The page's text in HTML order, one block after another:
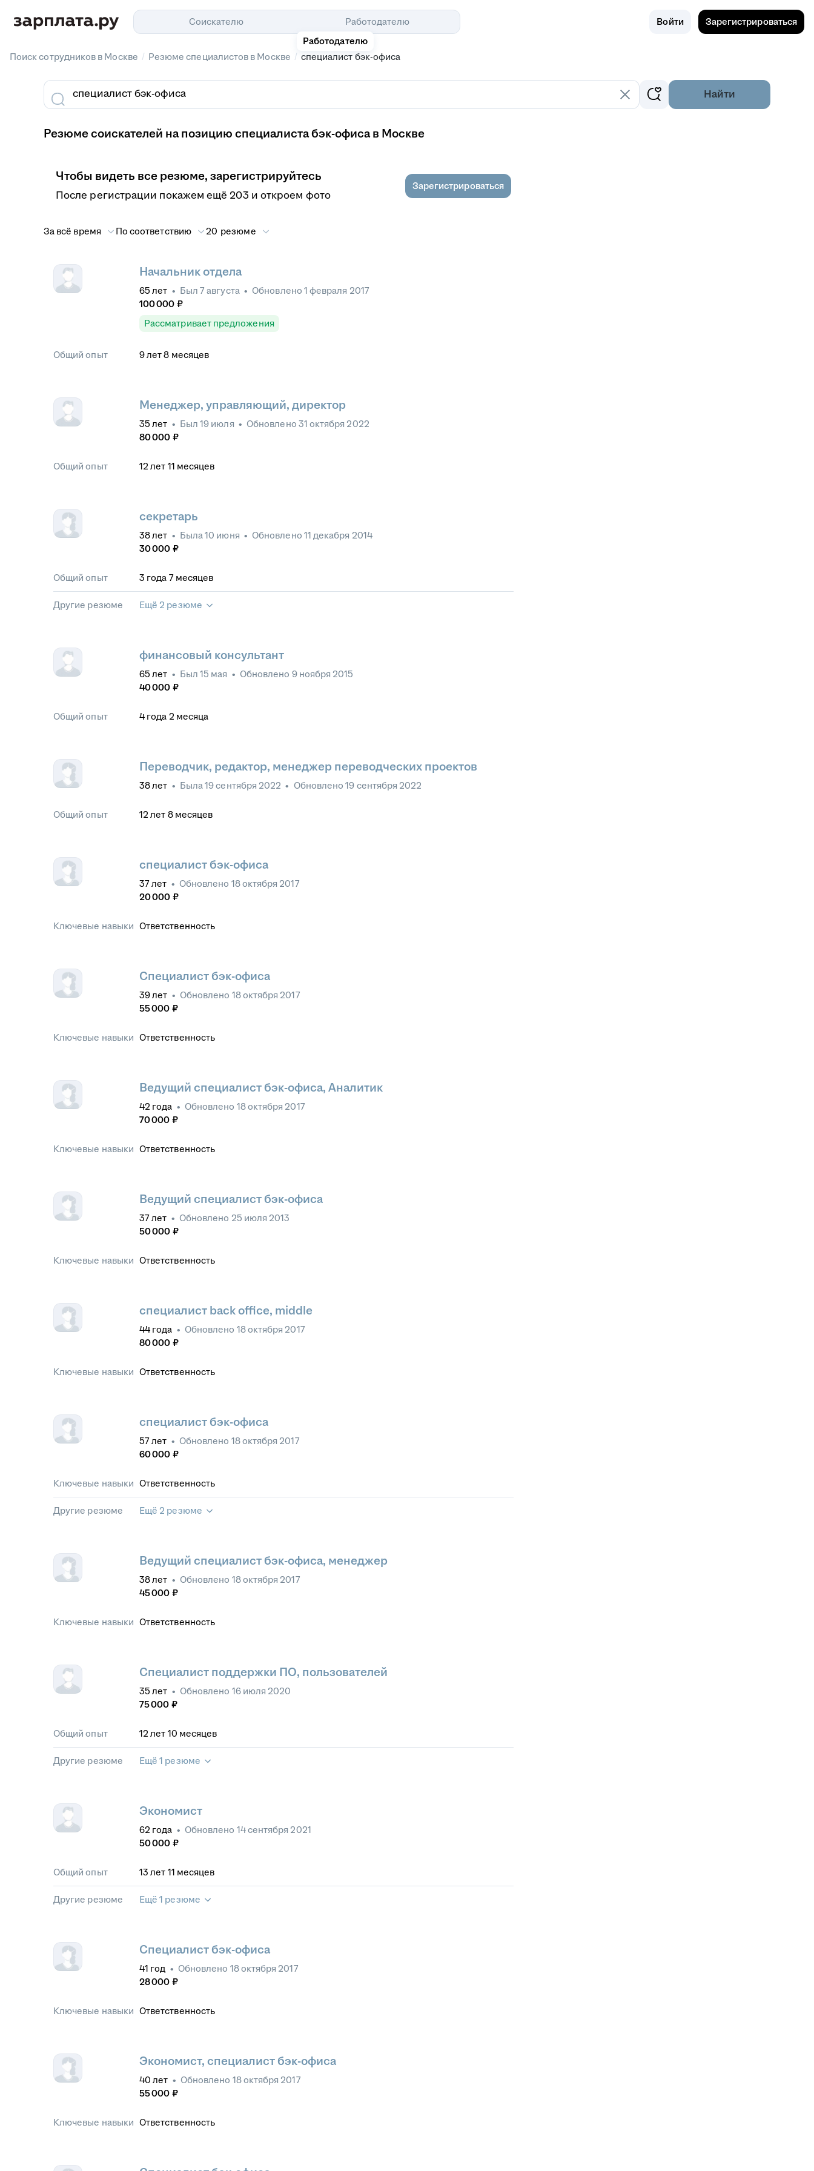
Соискателю
Работодателю
Работодателю
Войти Зарегистрироваться
Поиск сотрудников в Москве / Резюме специалистов в Москве / специалист бэк-офиса
Найти
Резюме соискателей на позицию специалиста бэк-офиса в Москве
Чтобы видеть все резюме, зарегистрируйтесь
После регистрации покажем ещё 203 и откроем фото
Зарегистрироваться
За всё время По соответствию 20 резюме
Начальник отдела
65 лет • Был 7 августа • Обновлено 1 февраля 2017
100 000 ₽
Рассматривает предложения
Общий опыт 9лет 8 месяцев
Менеджер, управляющий, директор
35 лет • Был 19 июля • Обновлено 31 октября 2022
80 000 ₽
Общий опыт 12 лет 11 месяцев
секретарь
38лет • Была10 июня • Обновлено 11 декабря 2014
30 000 ₽
Общий опыт 3 года 7 месяцев
Другие резюме Ещё 2 резюме
финансовый консультант
65 лет • Был 15 мая • Обновлено 9 ноября 2015
40 000 ₽
Общий опыт 4 года 2 месяца
Переводчик, редактор, менеджер переводческих проектов
38лет • Была19 сентября 2022 • Обновлено19 сентября 2022
Общий опыт 12 лет 8 месяцев
специалист бэк-офиса
37лет • Обновлено 18 октября 2017
20 000 ₽
Ключевые навыки Ответственность
Специалист бэк-офиса
39лет • Обновлено 18 октября 2017
55 000 ₽
Ключевые навыки Ответственность
Ведущий специалист бэк-офиса, Аналитик
42 года • Обновлено 18 октября 2017
70 000 ₽
Ключевые навыки Ответственность
Ведущий специалист бэк-офиса
37лет • Обновлено 25 июля 2013
50 000 ₽
Ключевые навыки Ответственность
специалист back office, middle
44 года • Обновлено 18 октября 2017
80 000 ₽
Ключевые навыки Ответственность
специалист бэк-офиса
57лет • Обновлено 18 октября 2017
60 000 ₽
Ключевые навыки Ответственность
Другие резюме Ещё 2 резюме
Ведущий специалист бэк-офиса, менеджер
38лет • Обновлено 18 октября 2017
45 000 ₽
Ключевые навыки Ответственность
Специалист поддержки ПО, пользователей
35 лет • Обновлено 16 июля 2020
75 000 ₽
Общий опыт 12 лет 10 месяцев
Другие резюме Ещё 1 резюме
Экономист
62 года • Обновлено 14 сентября 2021
50 000 ₽
Общий опыт 13 лет 11 месяцев
Другие резюме Ещё 1 резюме
Специалист бэк-офиса
41 год • Обновлено 18 октября 2017
28 000 ₽
Ключевые навыки Ответственность
Экономист, специалист бэк-офиса
40 лет • Обновлено 18 октября 2017
55 000 ₽
Ключевые навыки Ответственность